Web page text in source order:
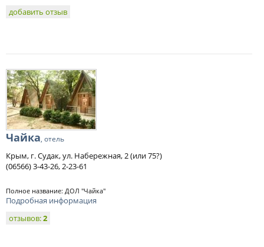
добавить отзыв
Чайка, отель
Крым, г. Судак, ул. Набережная, 2 (или 75?)
(06566) 3-43-26, 2-23-61
Полное название: ДОЛ "Чайка"
Подробная информация
отзывов:2